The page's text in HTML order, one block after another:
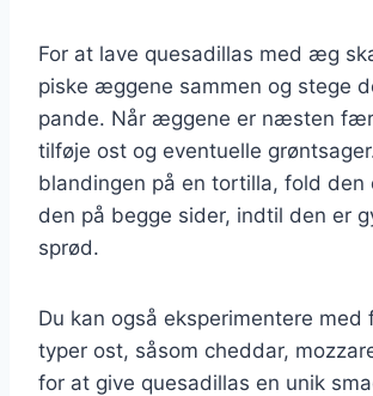
For at lave quesadillas med æg
piske æggene sammen og stege
pande. Når æggene er næsten
tilføje ost og eventuelle
blandingen på en tortilla, fold den
den på begge sider, indtil den er
sprød.
Du kan også eksperimentere med
typer ost, såsom cheddar,
for at give quesadillas en unik